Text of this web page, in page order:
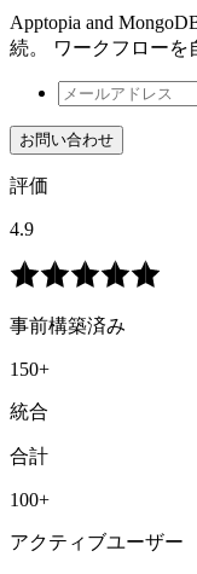
Apptopia and
続。 ワークフローを
お問い合わせ
評価
4.9
事前構築済み
150+
統合
合計
100+
アクティブユーザー